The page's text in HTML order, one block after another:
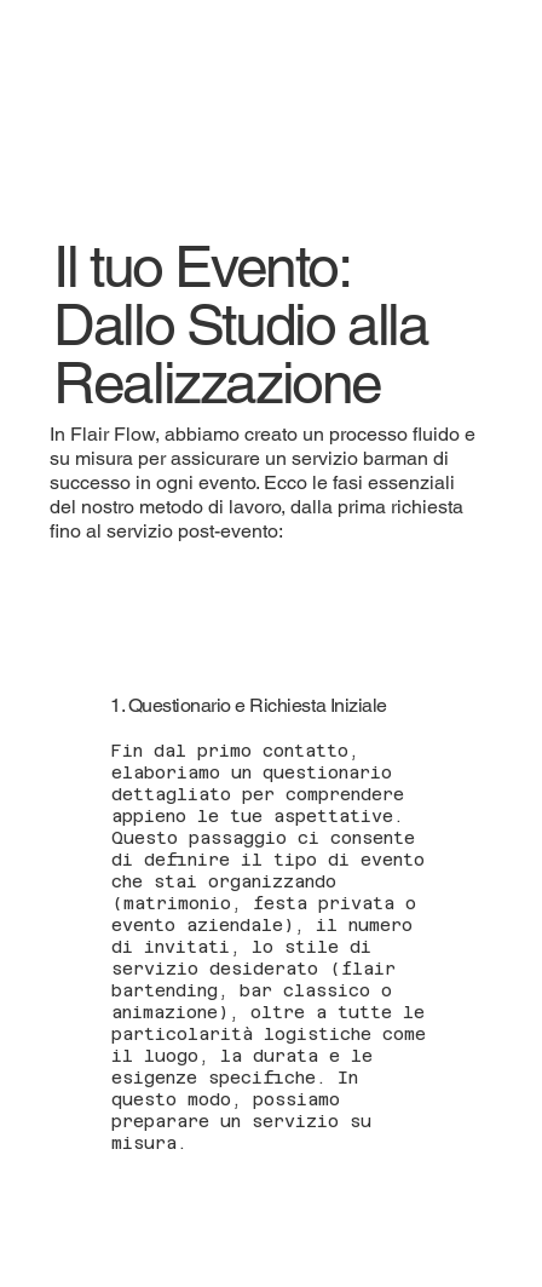
Il tuo Evento:
Dallo Studio alla
Realizzazione
In Flair Flow, abbiamo creato un processo fluido e
su misura per assicurare un servizio barman di
successo in ogni evento. Ecco le fasi essenziali
del nostro metodo di lavoro, dalla prima richiesta
fino al servizio post-evento:
1. Questionario e Richiesta Iniziale
Fin dal primo contatto,
elaboriamo un questionario
dettagliato per comprendere
appieno le tue aspettative.
Questo passaggio ci consente
di definire il tipo di evento
che stai organizzando
(matrimonio, festa privata o
evento aziendale), il numero
di invitati, lo stile di
servizio desiderato (flair
bartending, bar classico o
animazione), oltre a tutte le
particolarità logistiche come
il luogo, la durata e le
esigenze specifiche. In
questo modo, possiamo
preparare un servizio su
misura.